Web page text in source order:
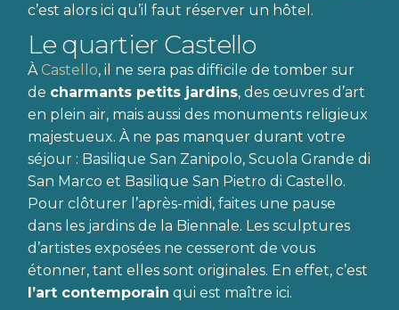
c’est alors ici qu’il faut réserver un hôtel.
Le quartier Castello
À Castello, il ne sera pas difficile de tomber sur
de charmants petits jardins, des œuvres d’art
en plein air, mais aussi des monuments religieux
majestueux. À ne pas manquer durant votre
séjour : Basilique San Zanipolo, Scuola Grande di
San Marco et Basilique San Pietro di Castello.
Pour clôturer l’après-midi, faites une pause
dans les jardins de la Biennale. Les sculptures
d’artistes exposées ne cesseront de vous
étonner, tant elles sont originales. En effet, c’est
l’art contemporain qui est maître ici.